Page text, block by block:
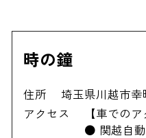
時の鐘
住所 埼玉県川越市幸
アクセス
【車でのア
● 関越自動